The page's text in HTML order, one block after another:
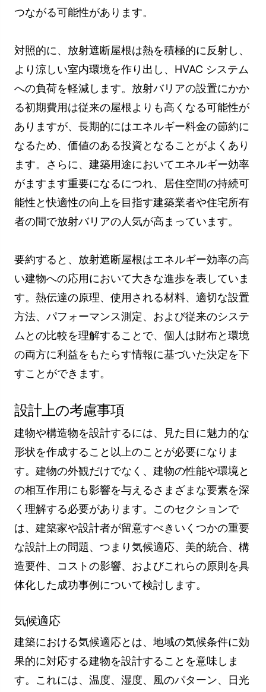
つながる可能性があります。
対照的に、放射遮断屋根は熱を積極的に反射し、
より涼しい室内環境を作り出し、HVAC システム
への負荷を軽減します。放射バリアの設置にかか
る初期費用は従来の屋根よりも高くなる可能性が
ありますが、長期的にはエネルギー料金の節約に
なるため、価値のある投資となることがよくあり
ます。さらに、建築用途においてエネルギー効率
がますます重要になるにつれ、居住空間の持続可
能性と快適性の向上を目指す建築業者や住宅所有
者の間で放射バリアの人気が高まっています。
要約すると、放射遮断屋根はエネルギー効率の高
い建物への応用において大きな進歩を表していま
す。熱伝達の原理、使用される材料、適切な設置
方法、パフォーマンス測定、および従来のシステ
ムとの比較を理解することで、個人は財布と環境
の両方に利益をもたらす情報に基づいた決定を下
すことができます。
設計上の考慮事項
建物や構造物を設計するには、見た目に魅力的な
形状を作成すること以上のことが必要になりま
す。建物の外観だけでなく、建物の性能や環境と
の相互作用にも影響を与えるさまざまな要素を深
く理解する必要があります。このセクションで
は、建築家や設計者が留意すべきいくつかの重要
な設計上の問題、つまり気候適応、美的統合、構
造要件、コストの影響、およびこれらの原則を具
体化した成功事例について検討します。
気候適応
建築における気候適応とは、地域の気候条件に効
果的に対応する建物を設計することを意味しま
す。これには、温度、湿度、風のパターン、日光